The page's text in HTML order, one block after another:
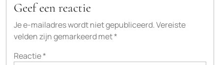
Geef een reactie
Je e-mailadres wordt niet gepubliceerd.Vereiste
velden zijn gemarkeerd met*
Reactie*